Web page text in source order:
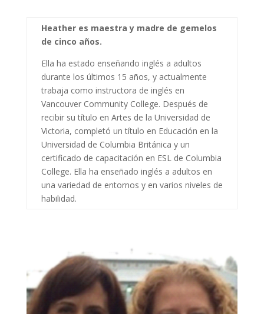
Heather es maestra y madre de gemelos
de cinco años.
Ella ha estado enseñando inglés a adultos
durante los últimos 15 años, y actualmente
trabaja como instructora de inglés en
Vancouver Community College. Después de
recibir su título en Artes de la Universidad de
Victoria, completó un título en Educación en la
Universidad de Columbia Británica y un
certificado de capacitación en ESL de Columbia
College. Ella ha enseñado inglés a adultos en
una variedad de entornos y en varios niveles de
habilidad.